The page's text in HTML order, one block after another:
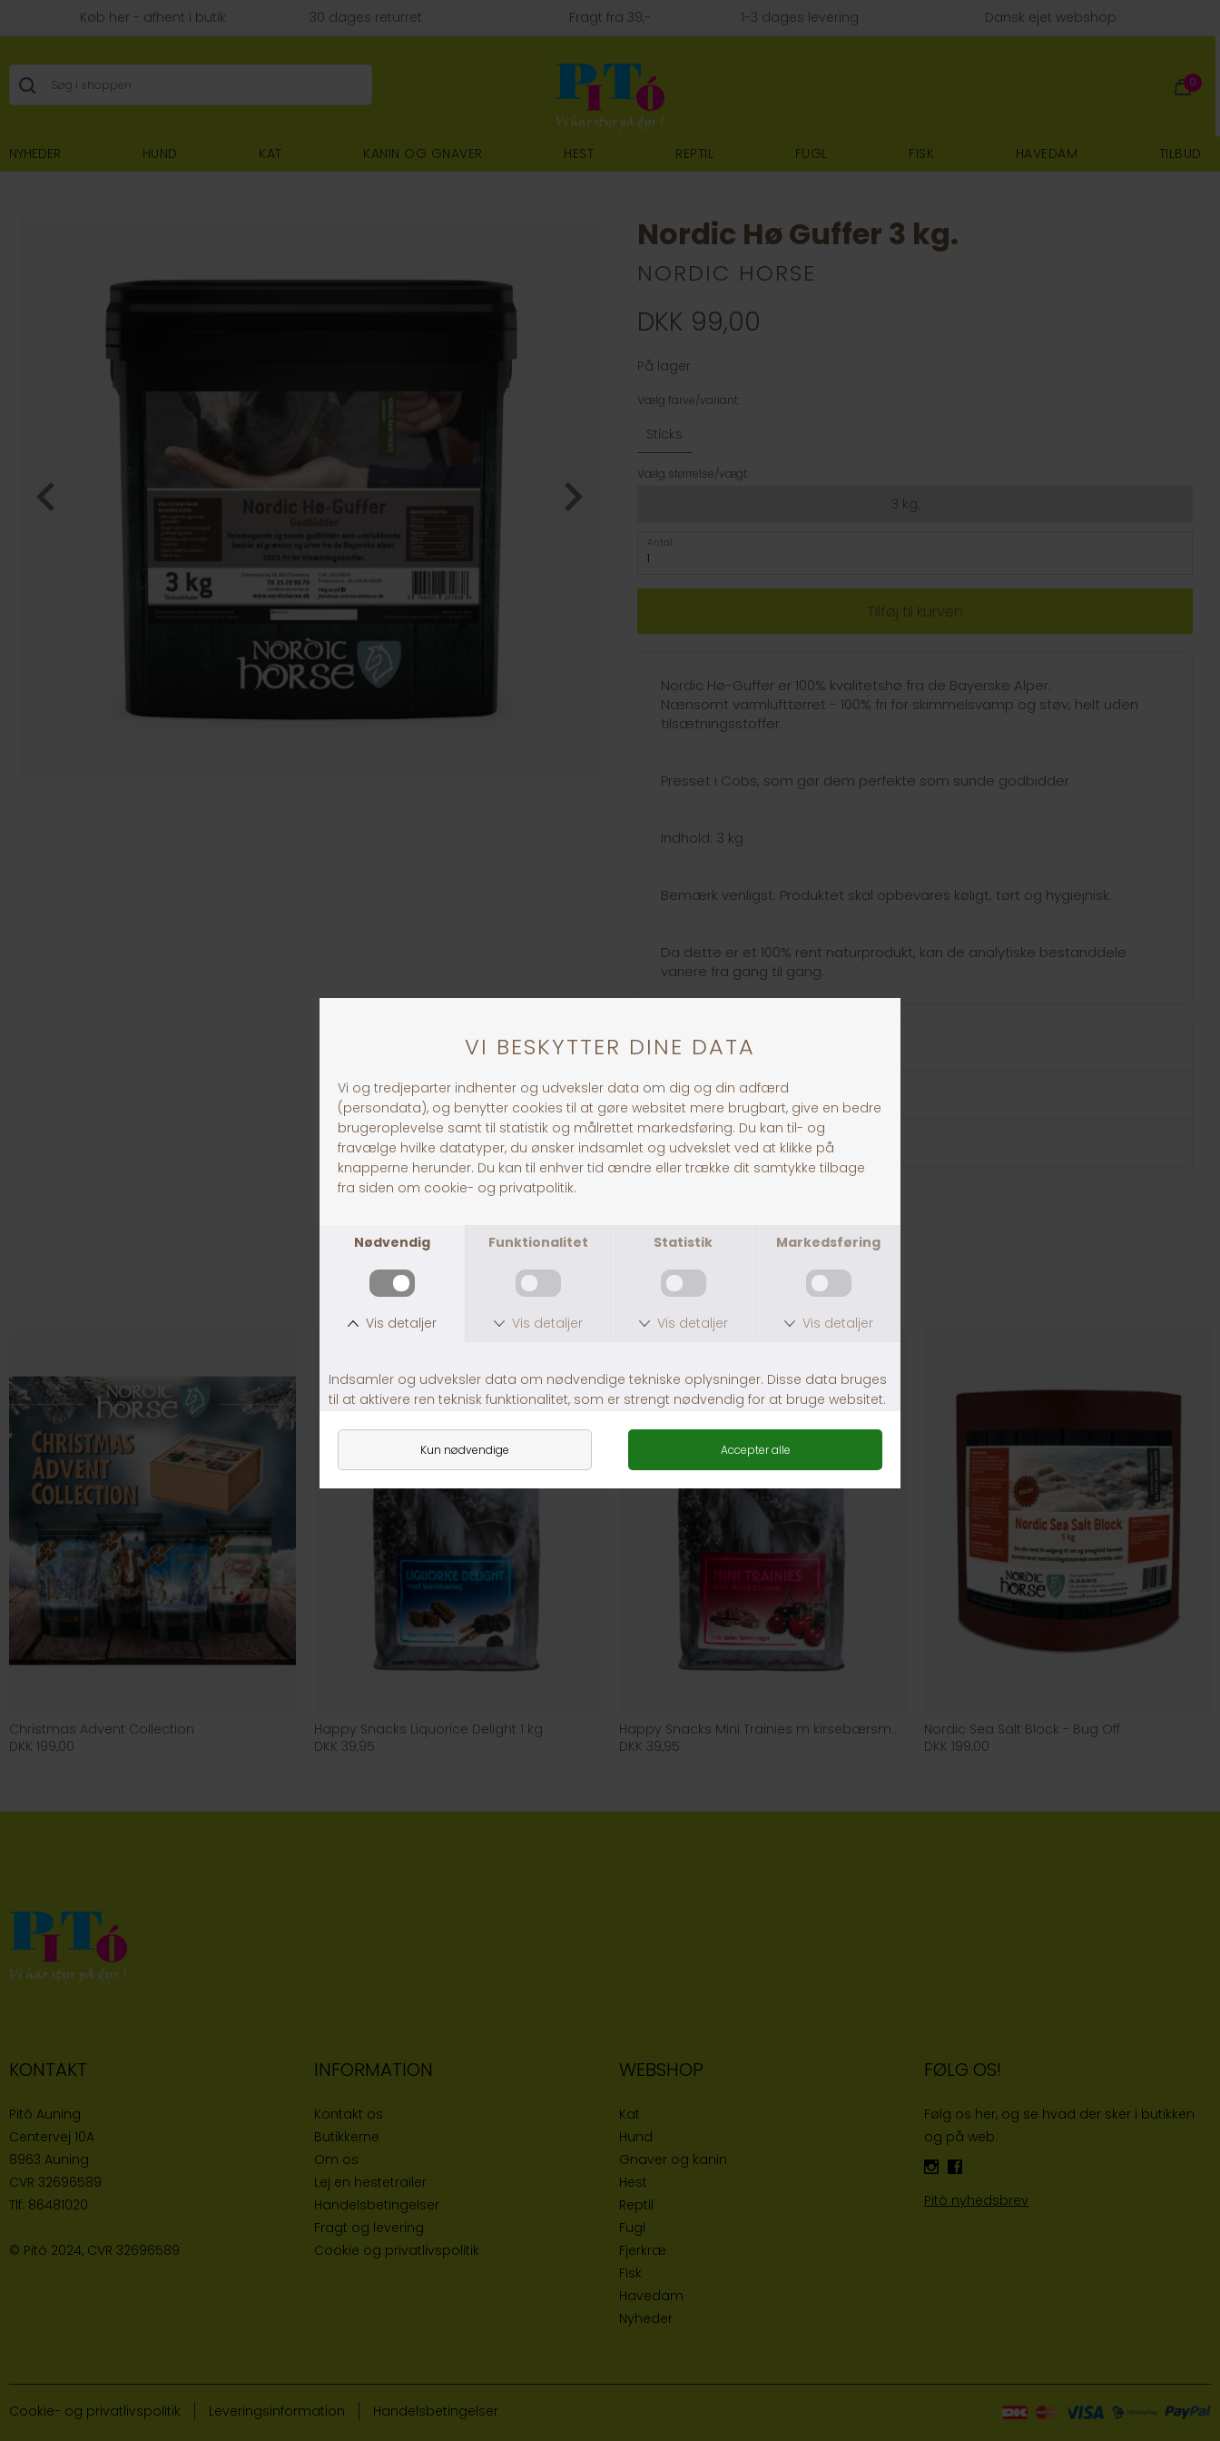
Køb her - afhent i butik 30 dages returret Fragt fra 39,- 1-3 dages levering Dansk ejet webshop
0
NYHEDER HUND KAT KANIN OG GNAVER HEST REPTIL FUGL FISK HAVEDAM TILBUD
Nordic Hø Guffer 3 kg.
NORDIC HORSE
DKK 99,00
På lager
Vælg farve/variant:
Sticks
Vælg størrelse/vægt:
3 kg.
Antal
Nordic Hø-Guffer er 100% kvalitetshø fra de Bayerske Alper.
Nænsomt varmlufttørret - 100% fri for skimmelsvamp og støv, helt uden
tilsætningsstoffer.
Presset i Cobs, som gør dem perfekte som sunde godbidder
Indhold: 3 kg
Bemærk venligst: Produktet skal opbevares køligt, tørt og hygiejnisk.
Da dette er et 100% rent naturprodukt, kan de analytiske bestanddele
variere fra gang til gang.
30 dages returret
Fragt fra 39,-
1-3 dages levering
ANDRE KØBTE OGSÅ
Christmas Advent Collection
DKK 199,00
Happy Snacks Liquorice Delight 1 kg
DKK 39,95
Happy Snacks Mini Trainies m kirsebærsmag 1kg
DKK 39,95
Nordic Sea Salt Block - Bug Off
DKK 199,00
KONTAKT
Pitó Auning
Centervej 10A
8963 Auning
CVR 32696589
Tlf: 86481020
© Pitó 2024, CVR 32696589
INFORMATION
Kontakt os
Butikkerne
Om os
Lej en hestetrailer
Handelsbetingelser
Fragt og levering
Cookie og privatlivspolitik
WEBSHOP
Kat
Hund
Gnaver og kanin
Hest
Reptil
Fugl
Fjerkræ
Fisk
Havedam
Nyheder
FØLG OS!
Følg os her, og se hvad der sker i butikken
og på web:
Pitó nyhedsbrev
Cookie- og privatlivspolitik Leveringsinformation Handelsbetingelser